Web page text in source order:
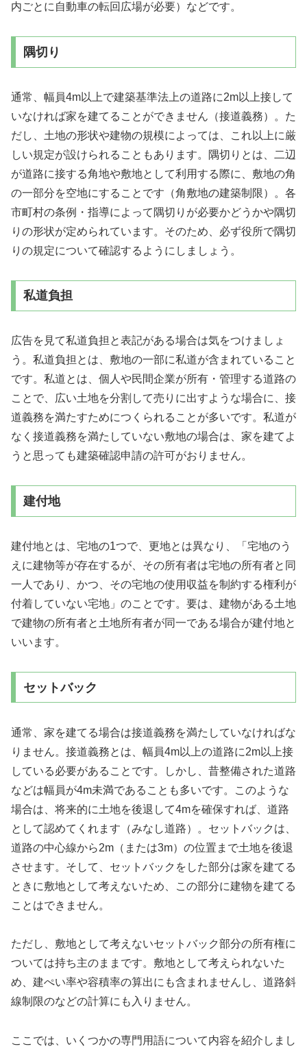
内ごとに自動車の転回広場が必要）などです。
隅切り
通常、幅員4m以上で建築基準法上の道路に2m以上接して
いなければ家を建てることができません（接道義務）。た
だし、土地の形状や建物の規模によっては、これ以上に厳
しい規定が設けられることもあります。隅切りとは、二辺
が道路に接する角地や敷地として利用する際に、敷地の角
の一部分を空地にすることです（角敷地の建築制限）。各
市町村の条例・指導によって隅切りが必要かどうかや隅切
りの形状が定められています。そのため、必ず役所で隅切
りの規定について確認するようにしましょう。
私道負担
広告を見て私道負担と表記がある場合は気をつけましょ
う。私道負担とは、敷地の一部に私道が含まれていること
です。私道とは、個人や民間企業が所有・管理する道路の
ことで、広い土地を分割して売りに出すような場合に、接
道義務を満たすためにつくられることが多いです。私道が
なく接道義務を満たしていない敷地の場合は、家を建てよ
うと思っても建築確認申請の許可がおりません。
建付地
建付地とは、宅地の1つで、更地とは異なり、「宅地のう
えに建物等が存在するが、その所有者は宅地の所有者と同
一人であり、かつ、その宅地の使用収益を制約する権利が
付着していない宅地」のことです。要は、建物がある土地
で建物の所有者と土地所有者が同一である場合が建付地と
いいます。
セットバック
通常、家を建てる場合は接道義務を満たしていなければな
りません。接道義務とは、幅員4m以上の道路に2m以上接
している必要があることです。しかし、昔整備された道路
などは幅員が4m未満であることも多いです。このような
場合は、将来的に土地を後退して4mを確保すれば、道路
として認めてくれます（みなし道路）。セットバックは、
道路の中心線から2m（または3m）の位置まで土地を後退
させます。そして、セットバックをした部分は家を建てる
ときに敷地として考えないため、この部分に建物を建てる
ことはできません。
ただし、敷地として考えないセットバック部分の所有権に
ついては持ち主のままです。敷地として考えられないた
め、建ぺい率や容積率の算出にも含まれませんし、道路斜
線制限のなどの計算にも入りません。
ここでは、いくつかの専門用語について内容を紹介しまし